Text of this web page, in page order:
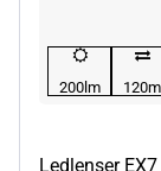
200lm 120m
Ledlenser EX7